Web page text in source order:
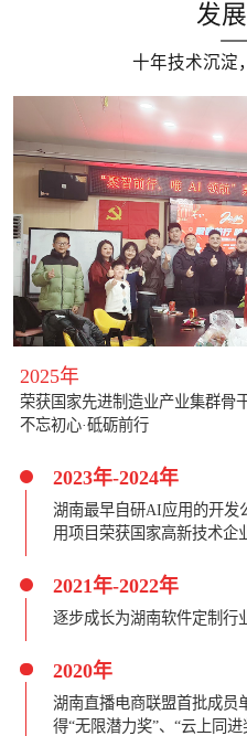
发
十年技术沉淀
2025年
荣获国家先进制造业产业集群骨
不忘初心·砥砺前行
2023年-2024年
湖南最早自研AI应用的开发
用项目荣获国家高新技术企
2021年-2022年
逐步成长为湖南软件定制行
2020年
湖南直播电商联盟首批成员
得“无限潜力奖”、“云上同进